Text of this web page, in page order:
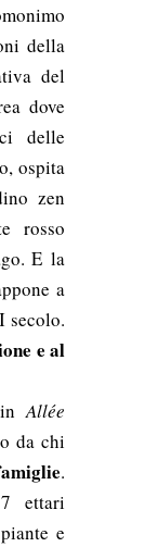
della
del
dove
delle
ospita
zen
rosso
E la
a
e al
inAllée
da chi
.
ettari
e